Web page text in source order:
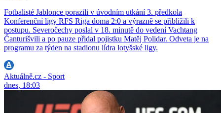
Fotbalisté Jablonce porazili v úvodním utkání 3. předkola
Konferenční ligy RFS Riga doma 2:0 a výrazně se přiblížili k
postupu. Severočechy poslal v 18. minutě do vedení Vachtang
Čanturišvili a po pauze přidal pojistku Matěj Polidar. Odveta je na
programu za týden na stadionu lídra lotyšské ligy.
Aktuálně.cz - Sport
dnes, 18:03